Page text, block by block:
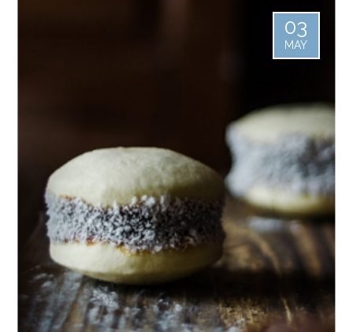
03
MAY